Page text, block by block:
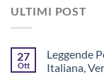
ULTIMI POST
27
Ott
Leggende
Italiana,